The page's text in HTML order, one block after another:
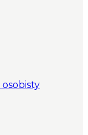
osobisty